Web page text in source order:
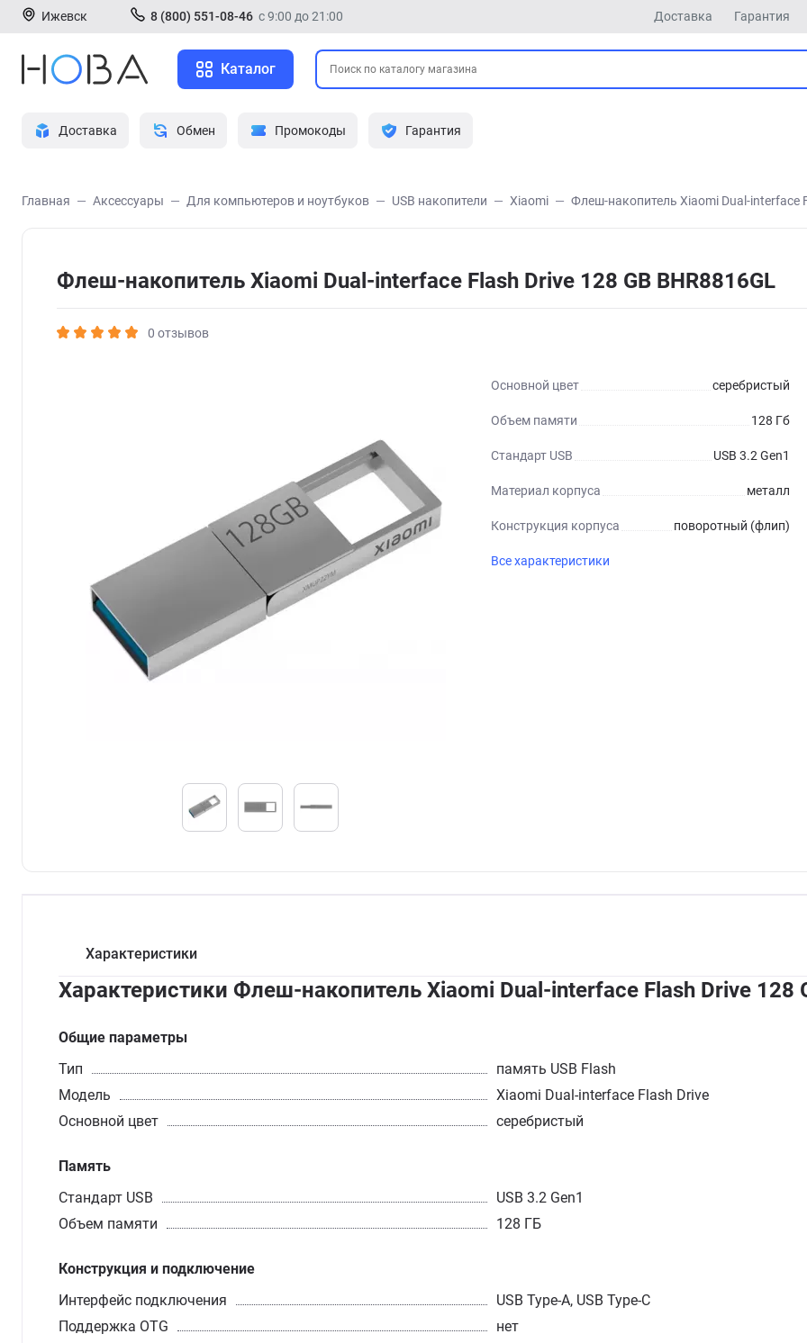
Ижевск 8 (800) 551-08-46 с 9:00 до 21:00 Доставка Гарантия
Каталог
Доставка Обмен Промокоды Гарантия
Главная Аксессуары Для компьютеров и ноутбуков USB накопители Xiaomi Флеш-накопитель Xiaomi Dual-interface
Флеш-накопитель Xiaomi Dual-interface Flash Drive 128 GB BHR8816GL
0 отзывов
Основной цвет серебристый
Объем памяти 128 Гб
Стандарт USB USB 3.2 Gen1
Материал корпуса металл
Конструкция корпуса поворотный (флип)
Все характеристики
Характеристики
Характеристики Флеш-накопитель Xiaomi Dual-interface Flash Drive 128
Общие параметры
Тип
память USB Flash
Модель
Xiaomi Dual-interface Flash Drive
Основной цвет
серебристый
Память
Стандарт USB
USB 3.2 Gen1
Объем памяти
128 ГБ
Конструкция и подключение
Интерфейс подключения
USB Type-A, USB Type-C
Поддержка OTG
нет